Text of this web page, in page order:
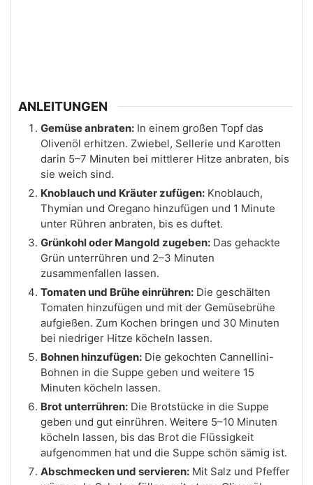
ANLEITUNGEN
Gemüse anbraten: In einem großen Topf das
Olivenöl erhitzen. Zwiebel, Sellerie und Karotten
darin 5–7 Minuten bei mittlerer Hitze anbraten, bis
sie weich sind.
Knoblauch und Kräuter zufügen: Knoblauch,
Thymian und Oregano hinzufügen und 1 Minute
unter Rühren anbraten, bis es duftet.
Grünkohl oder Mangold zugeben: Das gehackte
Grün unterrühren und 2–3 Minuten
zusammenfallen lassen.
Tomaten und Brühe einrühren: Die geschälten
Tomaten hinzufügen und mit der Gemüsebrühe
aufgießen. Zum Kochen bringen und 30 Minuten
bei niedriger Hitze köcheln lassen.
Bohnen hinzufügen: Die gekochten Cannellini-
Bohnen in die Suppe geben und weitere 15
Minuten köcheln lassen.
Brot unterrühren: Die Brotstücke in die Suppe
geben und gut einrühren. Weitere 5–10 Minuten
köcheln lassen, bis das Brot die Flüssigkeit
aufgenommen hat und die Suppe schön sämig ist.
Abschmecken und servieren: Mit Salz und Pfeffer